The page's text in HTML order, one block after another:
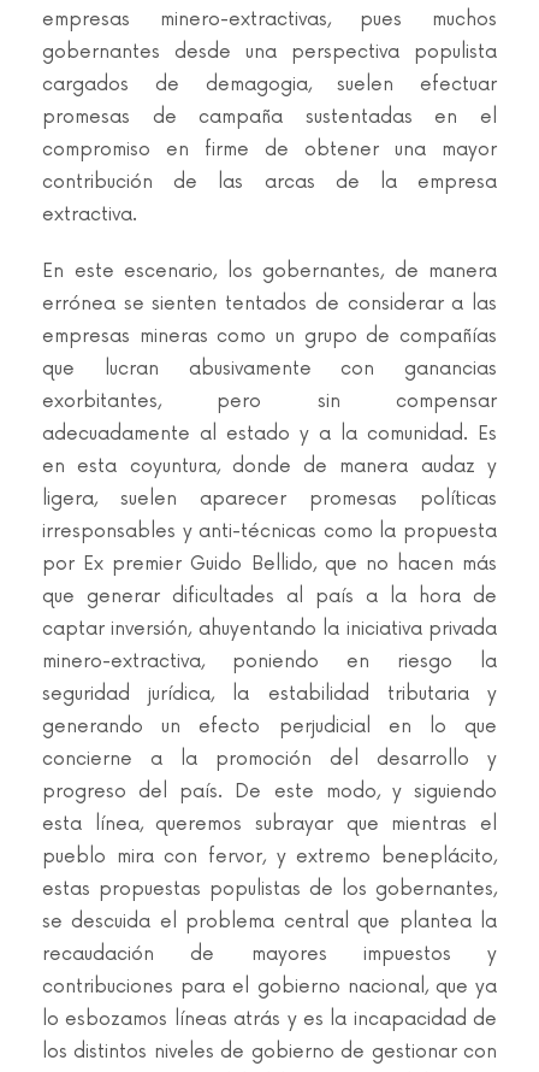
empresas minero-extractivas, pues muchos
gobernantes desde una perspectiva populista
cargados de demagogia, suelen efectuar
promesas de campaña sustentadas en el
compromiso en firme de obtener una mayor
contribución de las arcas de la empresa
extractiva.
En este escenario, los gobernantes, de manera
errónea se sienten tentados de considerar a las
empresas mineras como un grupo de compañías
que lucran abusivamente con ganancias
exorbitantes, pero sin compensar
adecuadamente al estado y a la comunidad. Es
en esta coyuntura, donde de manera audaz y
ligera, suelen aparecer promesas políticas
irresponsables y anti-técnicas como la propuesta
por Ex premier Guido Bellido, que no hacen más
que generar dificultades al país a la hora de
captar inversión, ahuyentando la iniciativa privada
minero-extractiva, poniendo en riesgo la
seguridad jurídica, la estabilidad tributaria y
generando un efecto perjudicial en lo que
concierne a la promoción del desarrollo y
progreso del país. De este modo, y siguiendo
esta línea, queremos subrayar que mientras el
pueblo mira con fervor, y extremo beneplácito,
estas propuestas populistas de los gobernantes,
se descuida el problema central que plantea la
recaudación de mayores impuestos y
contribuciones para el gobierno nacional, que ya
lo esbozamos líneas atrás y es la incapacidad de
los distintos niveles de gobierno de gestionar con